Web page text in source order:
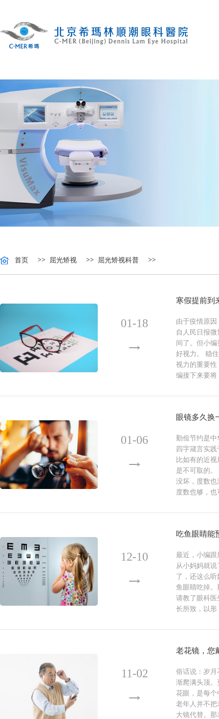
首页 >> 屈光矫视 >> 屈光矫视科普 >>
01-18
寒假提前到
由于疫情原
自人民日报
间了。但小
好视力。 稳
视力的重要
编接下来要将
01-06
眼镜多久换
勤俭节约是
四字箴言实
比如有的近
是不可取的
没坏，度数也
度数也够，也
12-10
吃鱼眼睛能
最近，小编
从小妈妈就
了，还这么
鱼眼睛吃掉。
请教了眼科
长所致，以形
11-02
老花镜，您
俗话说：岁
渐爬满头顶
花眼，是每
老年人并不
大镜代替。
疗院长 主任医师
难青光眼的诊治
主任
眼底病的诊治，尤其专长于